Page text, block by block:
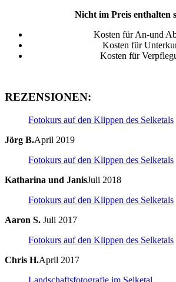
Nicht im Preis enthalten
Kosten für An-und
Kosten für
Kosten für
REZENSIONEN:
Fotokurs auf den Klippen des Selketals
Jörg B.April 2019
Fotokurs auf den Klippen des Selketals
Katharina und JanisJuli 2018
Fotokurs auf den Klippen des Selketals
Aaron S. Juli 2017
Fotokurs auf den Klippen des Selketals
Chris H.April 2017
Landschaftsfotografie im Selketal